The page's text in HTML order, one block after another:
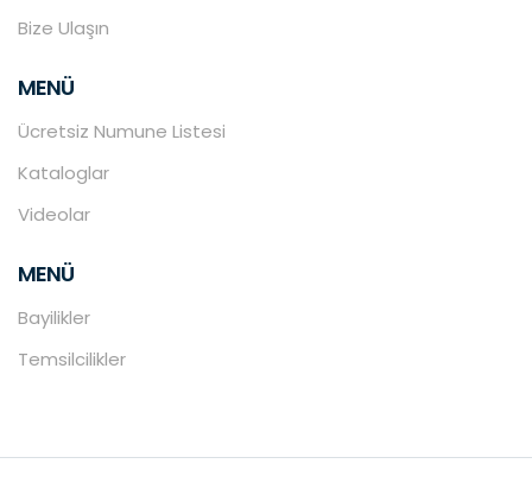
Bize Ulaşın
MENÜ
Ücretsiz Numune Listesi
Kataloglar
Videolar
MENÜ
Bayilikler
Temsilcilikler